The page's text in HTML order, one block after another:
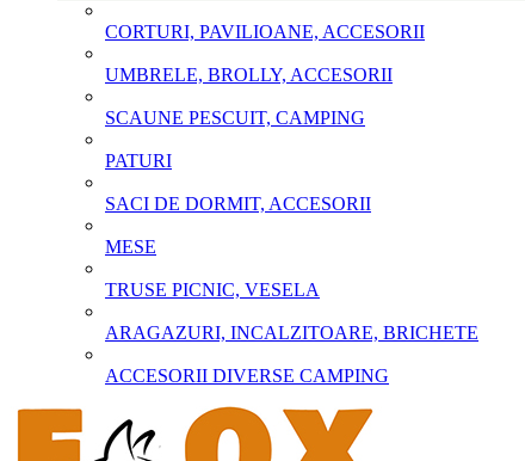
CORTURI, PAVILIOANE, ACCESORII
UMBRELE, BROLLY, ACCESORII
SCAUNE PESCUIT, CAMPING
PATURI
SACI DE DORMIT, ACCESORII
MESE
TRUSE PICNIC, VESELA
ARAGAZURI, INCALZITOARE, BRICHETE
ACCESORII DIVERSE CAMPING